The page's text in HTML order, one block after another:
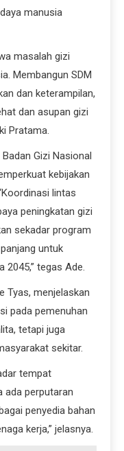
manusia
masalah gizi
Membangun SDM
dan keterampilan,
dan asupan gizi
Pratama.
Gizi Nasional
kebijakan
lintas
peningkatan gizi
sekadar program
untuk
tegas Ade.
Tyas, menjelaskan
pada pemenuhan
tetapi juga
sekitar.
tempat
ada perputaran
penyedia bahan
kerja,” jelasnya.